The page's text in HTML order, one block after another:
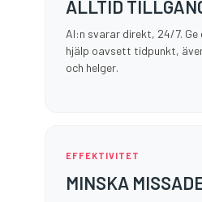
ALLTID
AI:n svarar direkt, 24/7. Ge
hjälp oavsett tidpunkt,
och helger.
EFFEKTIVITET
MINSKA